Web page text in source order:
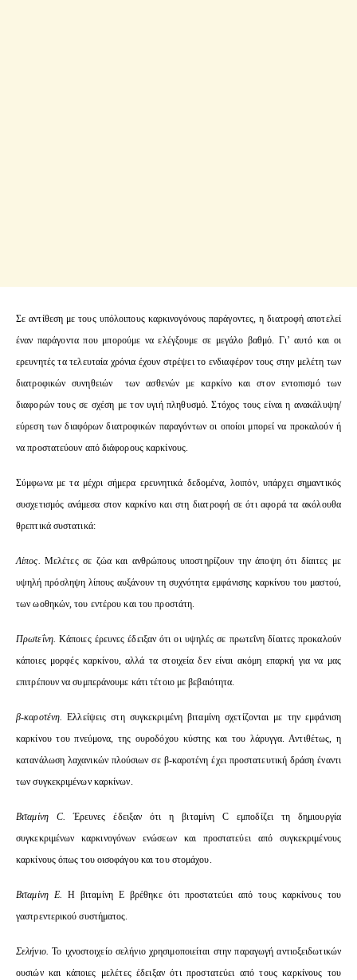
Σε αντίθεση με τους υπόλοιπους καρκινογόνους παράγοντες, η διατροφή αποτελεί
έναν παράγοντα που μπορούμε να ελέγξουμε σε μεγάλο βαθμό. Γι’ αυτό και οι
ερευνητές τα τελευταία χρόνια έχουν στρέψει το ενδιαφέρον τους στην μελέτη των
διατροφικών συνηθειών των ασθενών με καρκίνο και στον εντοπισμό των
διαφορών τους σε σχέση με τον υγιή πληθυσμό. Στόχος τους είναι η ανακάλυψη/
εύρεση των διαφόρων διατροφικών παραγόντων οι οποίοι μπορεί να προκαλούν ή
να προστατεύουν από διάφορους καρκίνους.
Σύμφωνα με τα μέχρι σήμερα ερευνητικά δεδομένα, λοιπόν, υπάρχει σημαντικός
συσχετισμός ανάμεσα στον καρκίνο και στη διατροφή σε ότι αφορά τα ακόλουθα
θρεπτικά συστατικά:
Λίπος. Μελέτες σε ζώα και ανθρώπους υποστηρίζουν την άποψη ότι δίαιτες με
υψηλή πρόσληψη λίπους αυξάνουν τη συχνότητα εμφάνισης καρκίνου του μαστού,
των ωοθηκών, του εντέρου και του προστάτη.
Πρωτεΐνη. Κάποιες έρευνες έδειξαν ότι οι υψηλές σε πρωτεΐνη δίαιτες προκαλούν
κάποιες μορφές καρκίνου, αλλά τα στοιχεία δεν είναι ακόμη επαρκή για να μας
επιτρέπουν να συμπεράνουμε κάτι τέτοιο με βεβαιότητα.
β-καροτένη. Ελλείψεις στη συγκεκριμένη βιταμίνη σχετίζονται με την εμφάνιση
καρκίνου του πνεύμονα, της ουροδόχου κύστης και του λάρυγγα. Αντιθέτως, η
κατανάλωση λαχανικών πλούσιων σε β-καροτένη έχει προστατευτική δράση έναντι
των συγκεκριμένων καρκίνων.
Βιταμίνη C. Έρευνες έδειξαν ότι η βιταμίνη C εμποδίζει τη δημιουργία
συγκεκριμένων καρκινογόνων ενώσεων και προστατεύει από συγκεκριμένους
καρκίνους όπως του οισοφάγου και του στομάχου.
Βιταμίνη Ε. Η βιταμίνη Ε βρέθηκε ότι προστατεύει από τους καρκίνους του
γαστρεντερικού συστήματος.
Σελήνιο. Το ιχνοστοιχείο σελήνιο χρησιμοποιείται στην παραγωγή αντιοξειδωτικών
ουσιών και κάποιες μελέτες έδειξαν ότι προστατεύει από τους καρκίνους του